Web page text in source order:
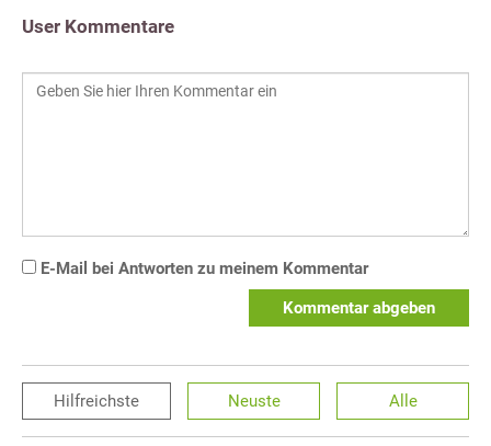
User Kommentare
E-Mail bei Antworten zu meinem Kommentar
Kommentar abgeben
Hilfreichste Neuste Alle